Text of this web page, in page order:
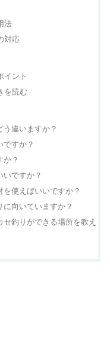
法
対応
イント
を読む
違いますか？
ですか？
か？
いですか？
使えばいいですか？
向いていますか？
釣りができる場所を教え